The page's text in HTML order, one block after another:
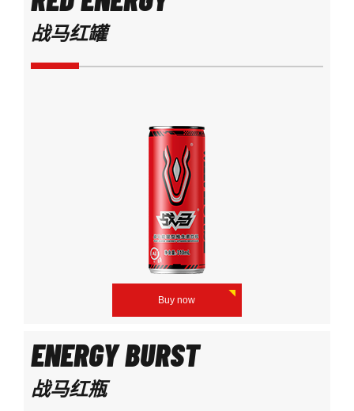
战马红罐
Buy now
ENERGY BURST
战马红瓶